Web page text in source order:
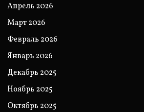
Апрель 2026
Март 2026
Февраль 2026
Январь 2026
Декабрь 2025
Ноябрь 2025
Октябрь 2025